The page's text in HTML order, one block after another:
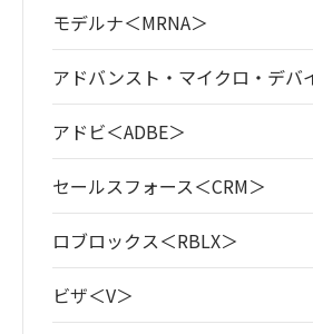
モデルナ＜MRNA＞
アドバンスト・マイクロ・デバ
アドビ＜ADBE＞
セールスフォース＜CRM＞
ロブロックス＜RBLX＞
ビザ＜V＞